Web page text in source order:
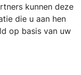
+
kunnen deze
die u aan hen
op basis van uw